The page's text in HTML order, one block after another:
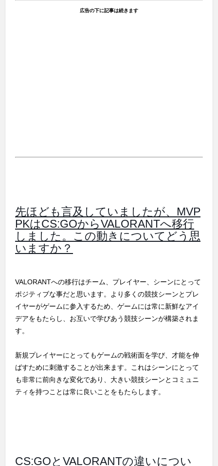
広告の下に記事は続きます
先ほども言及していましたが、MVP
PKはCS:GOからVALORANTへ移行
しました。この動きについてどう思
いますか？
VALORANTへの移行はチーム、プレイヤー、シーンにとって
ポジティブな事だと思います。より多くの競技シーンとプレ
イヤーがゲームに参入するため、ゲームには常に新鮮なアイ
デアをもたらし、お互いで学びあう競技シーンが構築されま
す。
新規プレイヤーにとってもゲームの戦術面を学び、才能を伸
ばすために刺激することが出来ます。これはシーンにとって
も非常に前向きな変化であり、大きい競技シーンとコミュニ
ティを持つことは常に良いことをもたらします。
CS:GOとVALORANTの違いについ